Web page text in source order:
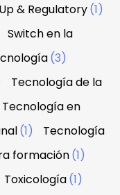
& Regulatory(1)
Switch en la
(3)
Tecnología de la
Tecnología en
(1)
Tecnología
formación(1)
Toxicología(1)